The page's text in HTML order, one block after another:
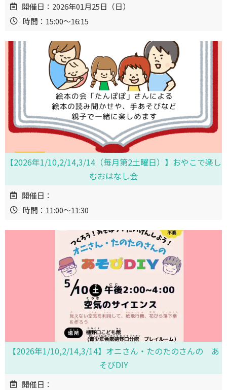
開催日：2026年01月25日（日）
時間：15:00～16:15
【2026年1/10,2/14,3/14（毎月第2土曜日）】おやこで楽し
むおはなし会
開催日：
時間：11:00～11:30
【2026年1/10,2/14,3/14】オニさん・たのたのさんの あ
そびDIY
開催日：